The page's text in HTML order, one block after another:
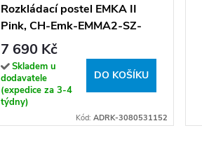
Rozkládací postel EMKA II
Pink, CH-Emk-EMMA2-SZ-
1680-ROZ-E077, 160x80 cm
s matrací, bílá/růžová
7 690 Kč
Skladem u
dodavatele
(expedice za 3-4
týdny)
DO KOŠÍKU
Kód: ADRK-3080531152